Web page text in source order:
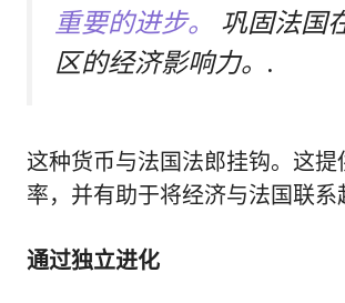
重要的进步。
巩固法国
区的经济影响力。.
这种货币与法国法郎挂钩。这提
率，并有助于将经济与法国联系
通过独立进化